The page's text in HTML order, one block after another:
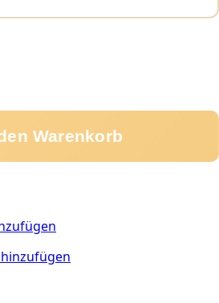
Warenkorb